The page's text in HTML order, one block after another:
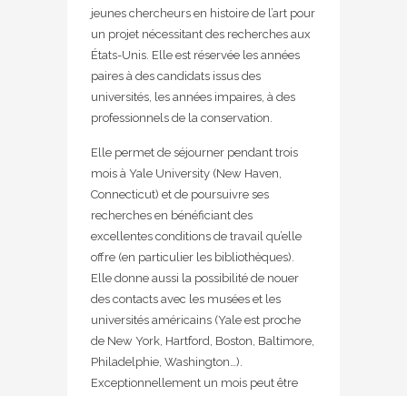
jeunes chercheurs en histoire de l’art pour
un projet nécessitant des recherches aux
États-Unis. Elle est réservée les années
paires à des candidats issus des
universités, les années impaires, à des
professionnels de la conservation.
Elle permet de séjourner pendant trois
mois à Yale University (New Haven,
Connecticut) et de poursuivre ses
recherches en bénéficiant des
excellentes conditions de travail qu’elle
offre (en particulier les bibliothèques).
Elle donne aussi la possibilité de nouer
des contacts avec les musées et les
universités américains (Yale est proche
de New York, Hartford, Boston, Baltimore,
Philadelphie, Washington…).
Exceptionnellement un mois peut être